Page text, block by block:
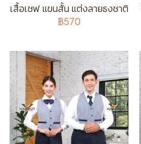
เสื้อเชฟ แขนสั้น แต่งลายธงชาติ
฿570